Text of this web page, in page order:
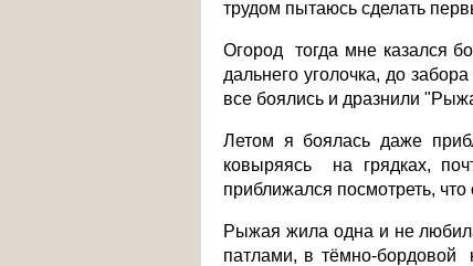
трудом пытаюсь сделать
Огород тогда мне казался
дальнего уголочка, до
все боялись и дразнили
Летом я боялась даже
ковыряясь на грядках,
приближался посмотреть,
Рыжая жила одна и не
патлами, в тёмно-